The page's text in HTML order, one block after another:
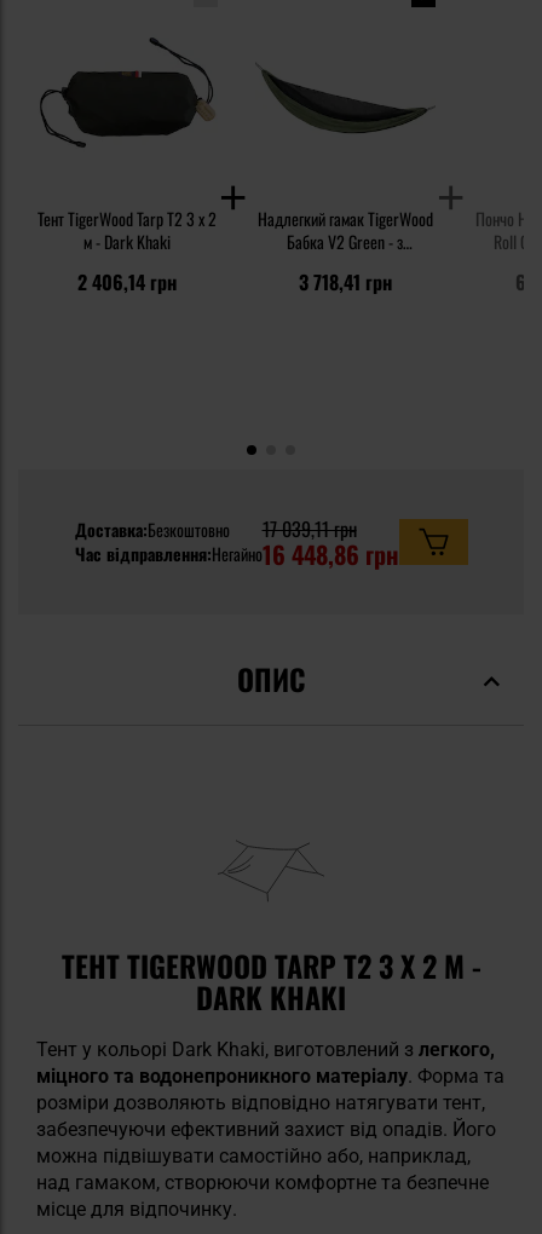
Тент TigerWood Tarp T2 3 x 2
м - Dark Khaki
2 406,14 грн
Надлегкий гамак TigerWood
Бабка V2 Green - з
3 718,41 грн
Пончо
Roll
6
Доставка:Безкоштовно
Час відправлення:Негайно
17 039,11 грн
16 448,86 грн
ОПИС
ТЕНТ TIGERWOOD TARP T2 3 X 2 М -
DARK KHAKI
Тент у кольорі Dark Khaki, виготовлений з легкого,
міцного та водонепроникного матеріалу. Форма та
розміри дозволяють відповідно натягувати тент,
забезпечуючи ефективний захист від опадів. Його
можна підвішувати самостійно або, наприклад,
над гамаком, створюючи комфортне та безпечне
місце для відпочинку.